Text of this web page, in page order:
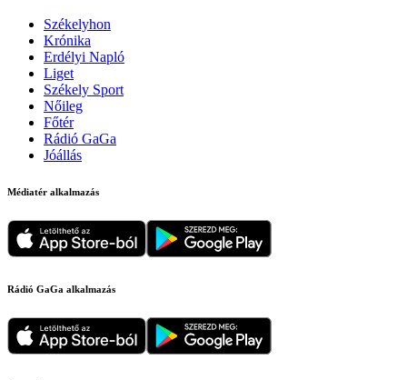
Székelyhon
Krónika
Erdélyi Napló
Liget
Székely Sport
Nőileg
Főtér
Rádió GaGa
Jóállás
Médiatér alkalmazás
Rádió GaGa alkalmazás